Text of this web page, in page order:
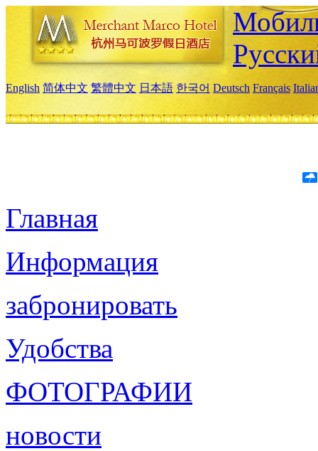
English 简体中文 繁體中文 日本語 한국어 Deutsch Français
Главная
Информация
забронировать
Удобства
ФОТОГРАФИИ
новости